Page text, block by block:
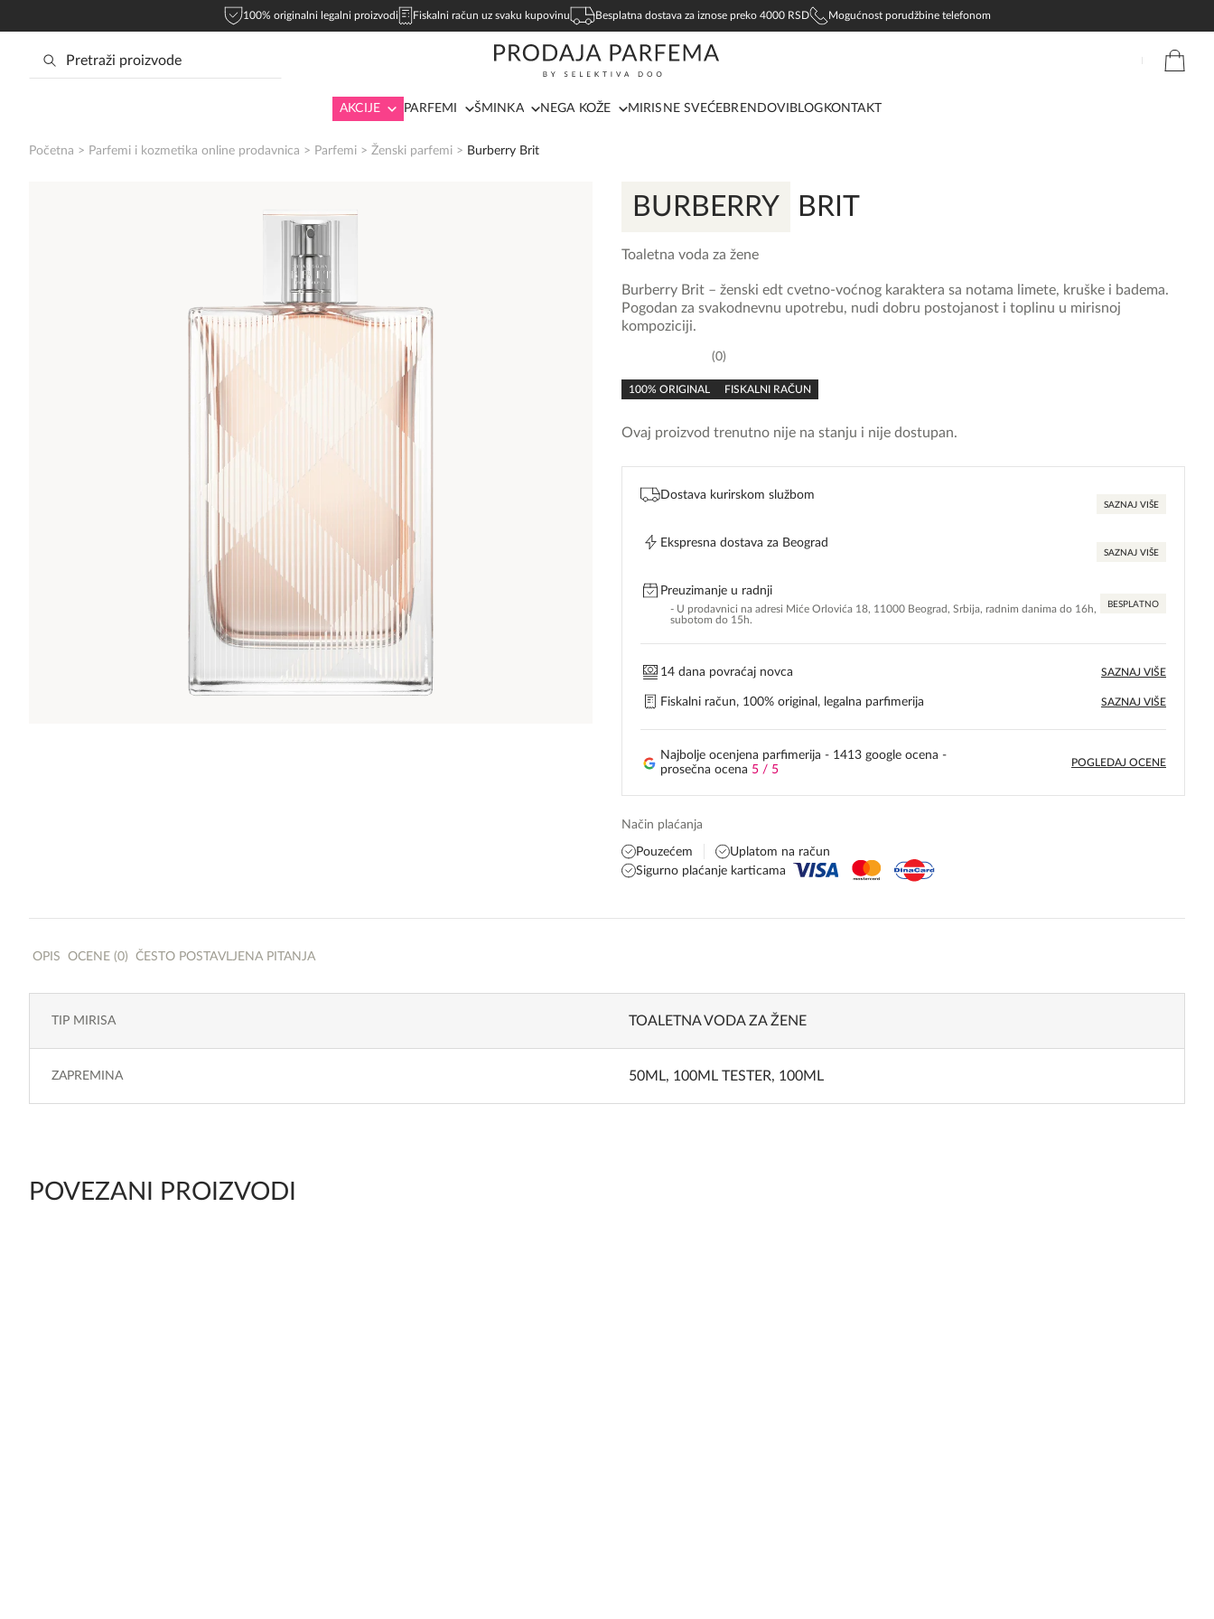
100% originalni legalni proizvodi Fiskalni račun uz svaku kupovinu Besplatna dostava za iznose preko 4000 RSD Mogućnost porudžbine telefonom
AKCIJE PARFEMI ŠMINKA NEGA KOŽE MIRISNE SVEĆEBRENDOVI BLOG KONTAKT
Početna > Parfemi i kozmetika online prodavnica > Parfemi > Ženski parfemi > Burberry Brit
BURBERRY BRIT
Toaletna voda za žene
rating
0
100% ORIGINAL FISKALNI RAČUN
Burberry Brit – ženski edt cvetno-voćnog karaktera sa notama limete, kruške i badema.
Pogodan za svakodnevnu upotrebu, nudi dobru postojanost i toplinu u mirisnoj
kompoziciji.
Ovaj proizvod trenutno nije na stanju i nije dostupan.
Dostava kurirskom službom
SAZNAJ VIŠE
Ekspresna dostava za Beograd
SAZNAJ VIŠE
Preuzimanje u radnji
- U prodavnici na adresi Miće Orlovića 18, 11000 Beograd, Srbija, radnim danima do 16h,
subotom do 15h.
BESPLATNO
14 dana povraćaj novca SAZNAJ VIŠE
Fiskalni račun, 100% original, legalna parfimerija SAZNAJ VIŠE
Najbolje ocenjena parfimerija - 1413 google ocena -
prosečna ocena 5 / 5
POGLEDAJ OCENE
Način plaćanja
Pouzećem
Uplatom na račun
Sigurno plaćanje karticama
OPIS OCENE (0) ČESTO POSTAVLJENA PITANJA
TIP MIRISA TOALETNA VODA ZA ŽENE
ZAPREMINA 50ML, 100ML TESTER, 100ML
POVEZANI PROIZVODI